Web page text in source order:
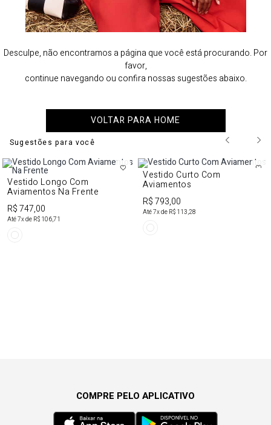
Desculpe, não encontramos a página que você está procurando. Por
favor,
continue navegando ou confira nossas sugestões abaixo.
VOLTAR PARA HOME
Sugestões para você
Vestido Longo Com
Aviamentos Na Frente
R$ 747,00
Até7x de R$ 106,71
Vestido Curto Com
Aviamentos
R$ 793,00
Até7x de R$ 113,28
COMPRE PELO APLICATIVO